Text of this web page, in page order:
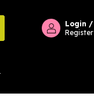
Login /
Register